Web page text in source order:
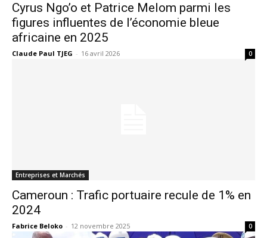
Cyrus Ngo’o et Patrice Melom parmi les
figures influentes de l’économie bleue
africaine en 2025
Claude Paul TJEG - 16 avril 2026 0
Entreprises et Marchés
Cameroun : Trafic portuaire recule de 1% en
2024
Fabrice Beloko - 12 novembre 2025 0